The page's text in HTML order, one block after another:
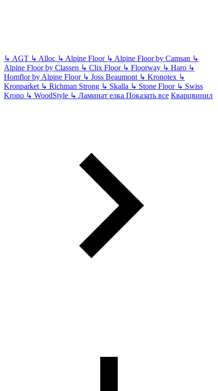
↳ AGT ↳ Alloc ↳ Alpine Floor ↳ Alpine Floor by Camsan ↳
Alpine Floor by Classen ↳ Clix Floor ↳ Floorway ↳ Haro ↳
Homflor by Alpine Floor ↳ Joss Beaumont ↳ Kronotex ↳
Kronparket ↳ Richman Strong ↳ Skalla ↳ Stone Floor ↳ Swiss
Krono ↳ WoodStyle ↳ Ламинат елка Показать все Кварцвинил